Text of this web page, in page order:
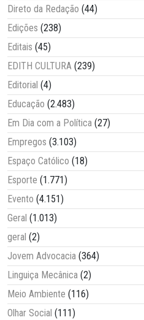
Direto da Redação (44)
Edições (238)
Editais (45)
EDITH CULTURA (239)
Editorial (4)
Educação (2.483)
Em Dia com a Política (27)
Empregos (3.103)
Espaço Católico (18)
Esporte (1.771)
Evento (4.151)
Geral (1.013)
geral (2)
Jovem Advocacia (364)
Linguiça Mecânica (2)
Meio Ambiente (116)
Olhar Social (111)